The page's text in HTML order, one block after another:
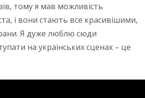
тому я мав можливість
і вони стають все красивішими,
Я дуже люблю сюди
на українських сценах – це